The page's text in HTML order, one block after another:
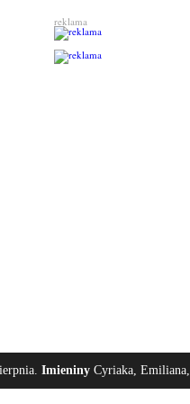
reklama
Imieniny Cyriaka,